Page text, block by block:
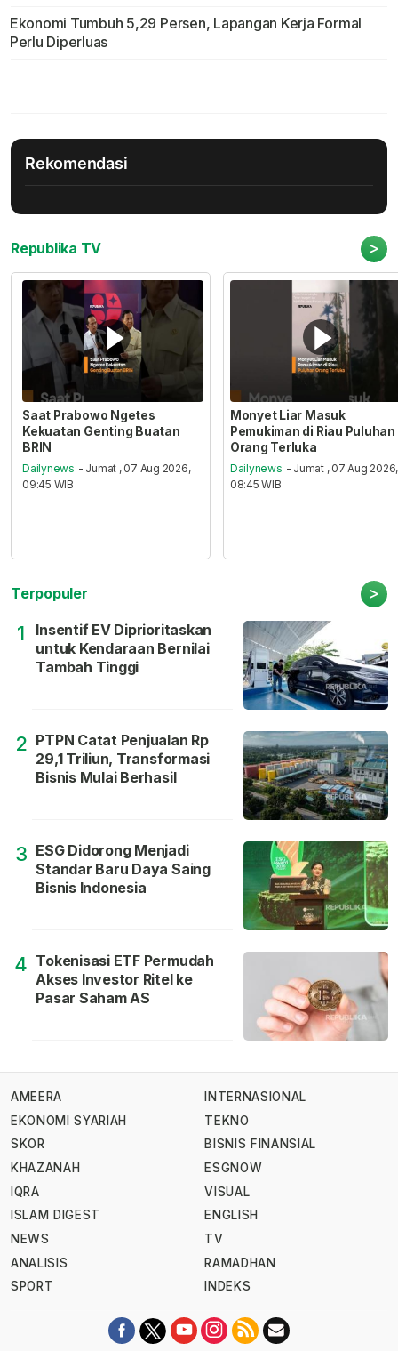
Ekonomi Tumbuh 5,29 Persen, Lapangan Kerja Formal
Perlu Diperluas
Rekomendasi
Republika TV >
Saat Prabowo Ngetes
Kekuatan Genting Buatan
BRIN
Dailynews - Jumat , 07 Aug 2026,
09:45 WIB
Monyet Liar Masuk
Pemukiman di Riau Puluhan
Orang Terluka
Dailynews - Jumat , 07 Aug 2026,
08:45 WIB
Terpopuler >
1
Insentif EV Diprioritaskan
untuk Kendaraan Bernilai
Tambah Tinggi
2 PTPN Catat Penjualan Rp
29,1 Triliun, Transformasi
Bisnis Mulai Berhasil
3 ESG Didorong Menjadi
Standar Baru Daya Saing
Bisnis Indonesia
4 Tokenisasi ETF Permudah
Akses Investor Ritel ke
Pasar Saham AS
AMEERA
EKONOMI SYARIAH
SKOR
KHAZANAH
IQRA
ISLAM DIGEST
NEWS
ANALISIS
SPORT
INTERNASIONAL
TEKNO
BISNIS FINANSIAL
ESGNOW
VISUAL
ENGLISH
TV
RAMADHAN
INDEKS